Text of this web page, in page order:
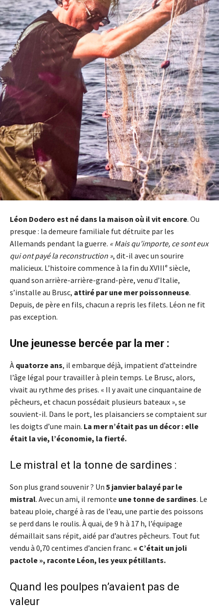
Léon Dodero est né dans la maison où il vit encore. Ou
presque : la demeure familiale fut détruite par les
Allemands pendant la guerre. « Mais qu’importe, ce sont eux
qui ont payé la reconstruction », dit-il avec un sourire
malicieux. L’histoire commence à la fin du XVIIIᵉ siècle,
quand son arrière-arrière-grand-père, venu d’Italie,
s’installe au Brusc, attiré par une mer poissonneuse.
Depuis, de père en fils, chacun a repris les filets. Léon ne fit
pas exception.
Une jeunesse bercée par la mer :
À quatorze ans, il embarque déjà, impatient d’atteindre
l’âge légal pour travailler à plein temps. Le Brusc, alors,
vivait au rythme des prises. « Il y avait une cinquantaine de
pêcheurs, et chacun possédait plusieurs bateaux », se
souvient-il. Dans le port, les plaisanciers se comptaient sur
les doigts d’une main. La mer n’était pas un décor : elle
était la vie, l’économie, la fierté.
Le mistral et la tonne de sardines :
Son plus grand souvenir ? Un 5 janvier balayé par le
mistral. Avec un ami, il remonte une tonne de sardines. Le
bateau ploie, chargé à ras de l’eau, une partie des poissons
se perd dans le roulis. À quai, de 9 h à 17 h, l’équipage
démaillait sans répit, aidé par d’autres pêcheurs. Tout fut
vendu à 0,70 centimes d’ancien franc. « C’était un joli
pactole », raconte Léon, les yeux pétillants.
Quand les poulpes n’avaient pas de
valeur